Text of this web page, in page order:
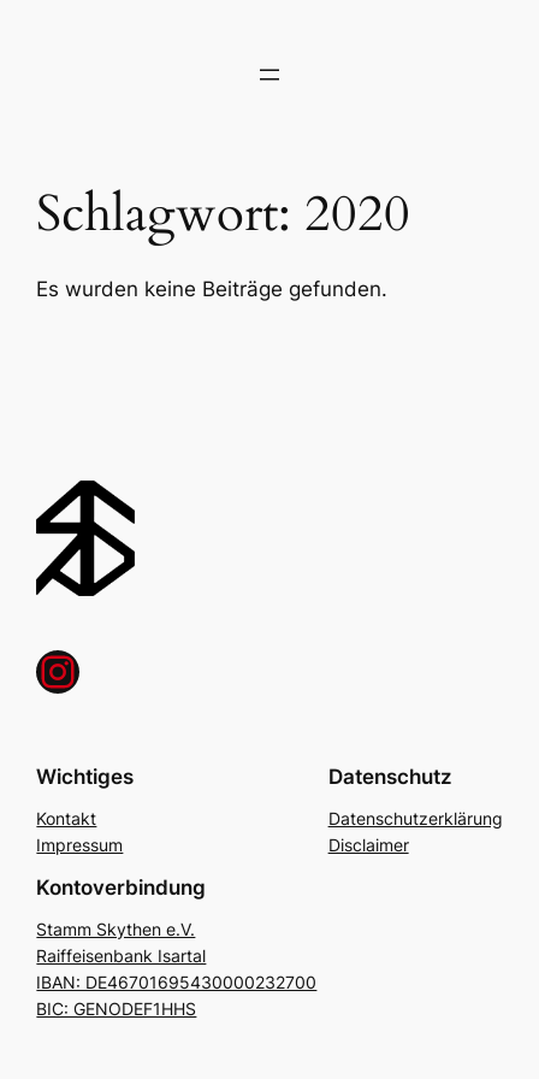
Schlagwort: 2020
Es wurden keine Beiträge gefunden.
Instagram
Wichtiges
Kontakt
Impressum
Datenschutz
Datenschutzerklärung
Disclaimer
Kontoverbindung
Stamm Skythen e.V.
Raiffeisenbank Isartal
IBAN: DE46701695430000232700
BIC: GENODEF1HHS